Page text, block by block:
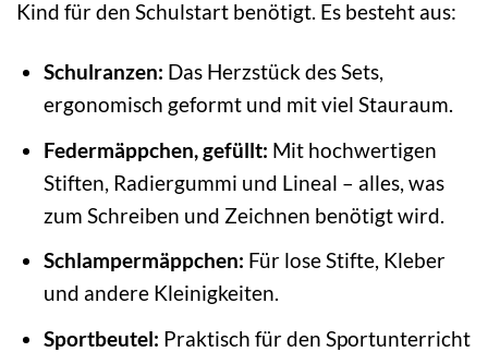
Kind für den Schulstart benötigt. Es besteht aus:
Schulranzen: Das Herzstück des Sets,
ergonomisch geformt und mit viel Stauraum.
Federmäppchen, gefüllt: Mit hochwertigen
Stiften, Radiergummi und Lineal – alles, was
zum Schreiben und Zeichnen benötigt wird.
Schlampermäppchen: Für lose Stifte, Kleber
und andere Kleinigkeiten.
Sportbeutel: Praktisch für den Sportunterricht